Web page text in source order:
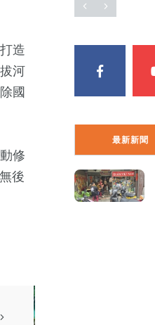
造
河
國
修
後
最新新聞